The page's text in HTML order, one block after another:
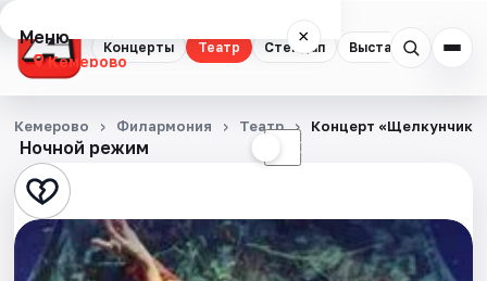
Концерты Театр Стендап Выставки
Меню ×
Кемерово
Концерты
Театр
Стендап
Выставки
Ночной режим ☾
Кемерово Филармония Театр Концерт «Щелкунчик»